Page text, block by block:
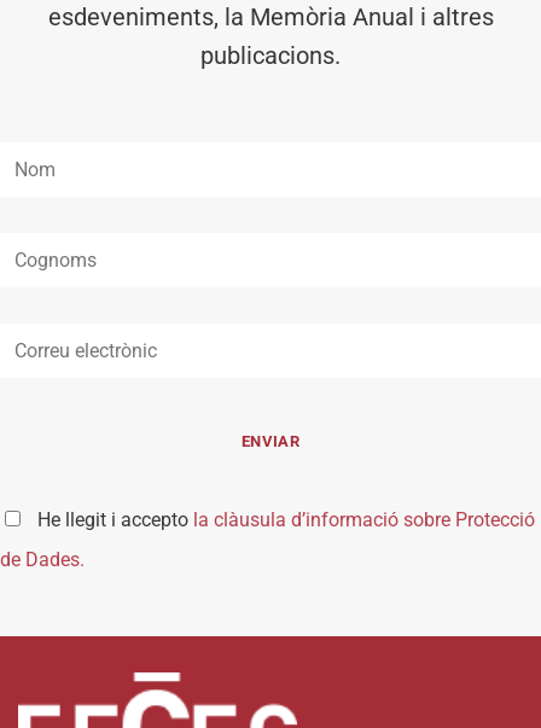
esdeveniments, la Memòria Anual i altres
publicacions.
He llegit i accepto la clàusula d’informació sobre Protecció
de Dades.